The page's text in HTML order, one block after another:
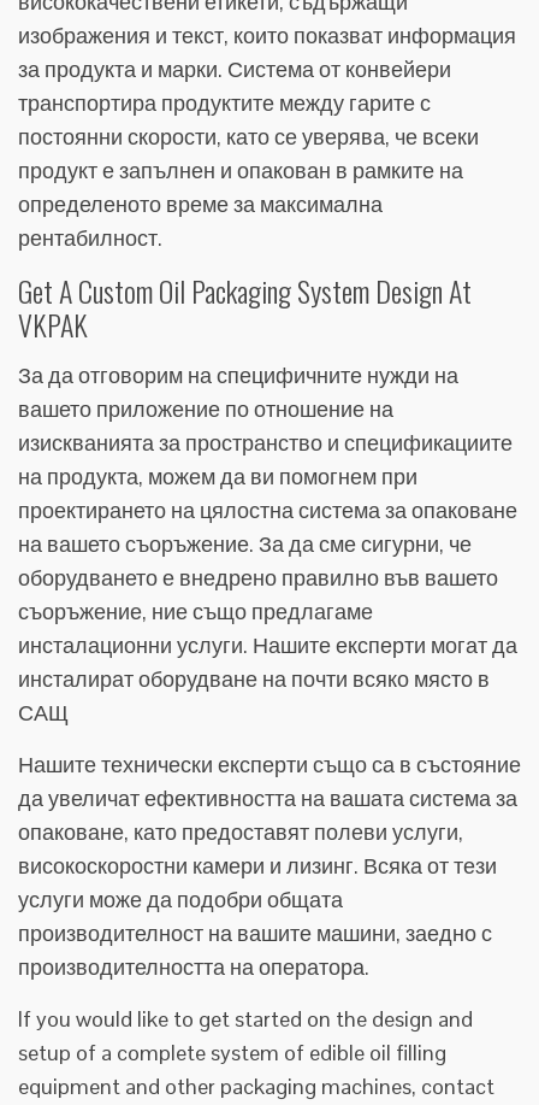
изображения и текст, които показват информация
за продукта и марки. Система от конвейери
транспортира продуктите между гарите с
постоянни скорости, като се уверява, че всеки
продукт е запълнен и опакован в рамките на
определеното време за максимална
рентабилност.
Get A Custom Oil Packaging System Design At
VKPAK
За да отговорим на специфичните нужди на
вашето приложение по отношение на
изискванията за пространство и спецификациите
на продукта, можем да ви помогнем при
проектирането на цялостна система за опаковане
на вашето съоръжение. За да сме сигурни, че
оборудването е внедрено правилно във вашето
съоръжение, ние също предлагаме
инсталационни услуги. Нашите експерти могат да
инсталират оборудване на почти всяко място в
САЩ
Нашите технически експерти също са в състояние
да увеличат ефективността на вашата система за
опаковане, като предоставят полеви услуги,
високоскоростни камери и лизинг. Всяка от тези
услуги може да подобри общата
производителност на вашите машини, заедно с
производителността на оператора.
If you would like to get started on the design and
setup of a complete system of edible oil filling
equipment and other packaging machines, contact